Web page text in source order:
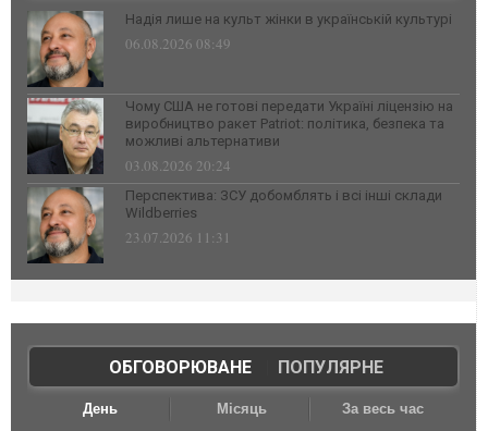
Надія лише на культ жінки в українській культурі
06.08.2026 08:49
Чому США не готові передати Україні ліцензію на
виробництво ракет Patriot: політика, безпека та
можливі альтернативи
03.08.2026 20:24
Перспектива: ЗСУ добомблять і всі інші склади
Wildberries
23.07.2026 11:31
ОБГОВОРЮВАНЕ| ПОПУЛЯРНЕ
День Місяць За весь час